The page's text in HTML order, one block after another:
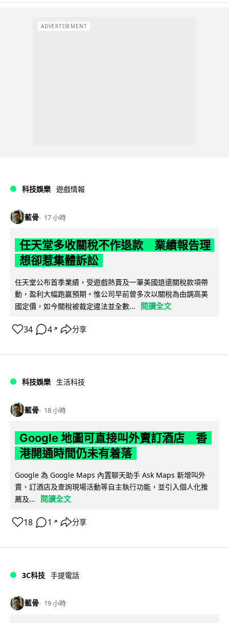
ADVERTISEMENT
科技娛樂 遊戲情報
藍骨 17 小時
任天堂多收關稅不作退款 業績報告理
想卻惹集體訴訟
任天堂公布首季業績，受遊戲熱賣及一筆美國退還關稅款項帶
動，盈利大幅跑贏預期。惟公司早前曾多次以關稅為由調高美
國定價，如今關稅被裁定違法並全數...
閱讀全文
34 4 ↗ 分享
科技娛樂 生活科技
藍骨 18 小時
Google 地圖可直接叫外賣訂酒店 香
港開通時間仍未有着落
Google 為 Google Maps 內置聊天助手 Ask Maps 新增叫外
賣、訂酒店及查詢現場活動等自主執行功能，並引入個人化推
薦及...
閱讀全文
18 1 ↗ 分享
3C科技 手提電話
藍骨 19 小時